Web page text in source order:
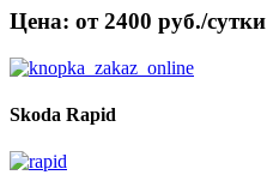
Цена: от 2400 руб./сутки
Skoda Rapid